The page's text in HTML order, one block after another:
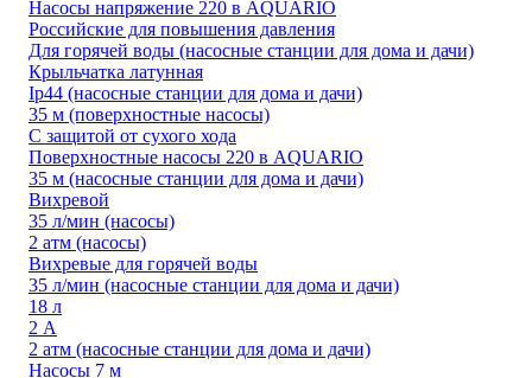
Насосы напряжение 220 в AQUARIO
Российские для повышения давления
Для горячей воды (насосные станции для дома и дачи)
Крыльчатка латунная
Ip44 (насосные станции для дома и дачи)
35 м (поверхностные насосы)
С защитой от сухого хода
Поверхностные насосы 220 в AQUARIO
35 м (насосные станции для дома и дачи)
Вихревой
35 л/мин (насосы)
2 атм (насосы)
Вихревые для горячей воды
35 л/мин (насосные станции для дома и дачи)
18 л
2 А
2 атм (насосные станции для дома и дачи)
Насосы 7 м